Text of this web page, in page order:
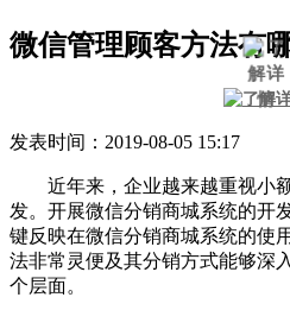
微信管理顾客方法有
发表时间：2019-08-05 15:17
近年来，企业越来越重视小
发。开展微信分销商城系统的开
键反映在微信分销商城系统的使
法非常灵便及其分销方式能够深
个层面。